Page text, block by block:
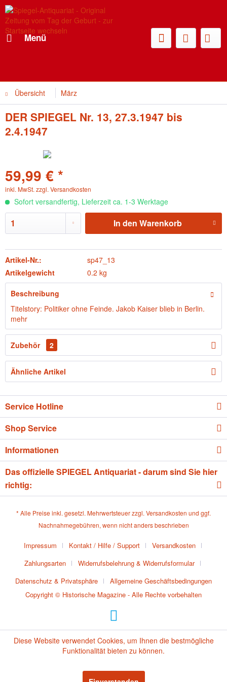
Menü
Übersicht März
DER SPIEGEL Nr. 13, 27.3.1947 bis
2.4.1947
59,99 € *
inkl. MwSt. zzgl. Versandkosten
Sofort versandfertig, Lieferzeit ca. 1-3 Werktage
In den Warenkorb
Artikel-Nr.:
sp47_13
Artikelgewicht
0.2 kg
Beschreibung
Titelstory: Politiker ohne Feinde. Jakob Kaiser blieb in Berlin.
mehr
Zubehör 2
Ähnliche Artikel
Service Hotline
Shop Service
Informationen
Das offizielle SPIEGEL Antiquariat - darum sind Sie hier
richtig:
* Alle Preise inkl. gesetzl. Mehrwertsteuer zzgl. Versandkosten und ggf.
Nachnahmegebühren, wenn nicht anders beschrieben
Impressum Kontakt / Hilfe / Support
Versandkosten
Zahlungsarten
Widerrufsbelehrung & Widerrufsformular
Datenschutz & Privatsphäre
Allgemeine Geschäftsbedingungen
Copyright © Historische Magazine - Alle Rechte vorbehalten
Diese Website verwendet Cookies, um Ihnen die bestmögliche
Funktionalität bieten zu können.